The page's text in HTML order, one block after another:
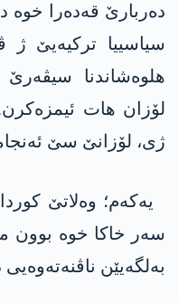
دەربارێ قەدەرا خوە
سیاسییا ترکیەیێ ژ
ھلوەشاندنا
لۆزان ھات
ژی، لۆزانێ سێ
یەکەم؛ وەلاتێ
سەر خاکا خوە بوون
بەلگەیێن